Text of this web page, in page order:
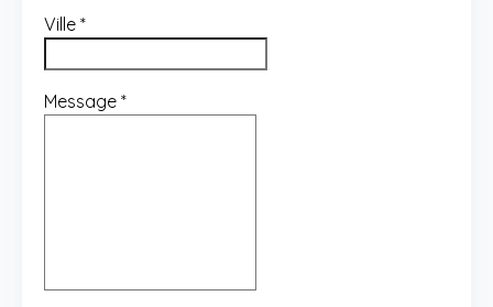
Ville *
Message *